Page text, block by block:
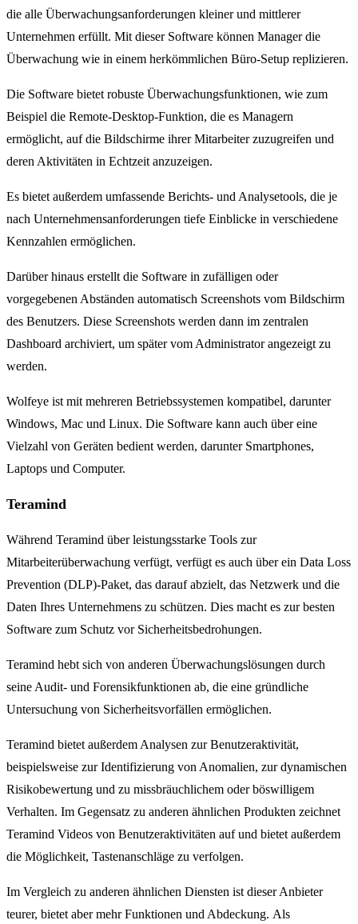
die alle Überwachungsanforderungen kleiner und mittlerer
Unternehmen erfüllt. Mit dieser Software können Manager die
Überwachung wie in einem herkömmlichen Büro-Setup replizieren.
Die Software bietet robuste Überwachungsfunktionen, wie zum
Beispiel die Remote-Desktop-Funktion, die es Managern
ermöglicht, auf die Bildschirme ihrer Mitarbeiter zuzugreifen und
deren Aktivitäten in Echtzeit anzuzeigen.
Es bietet außerdem umfassende Berichts- und Analysetools, die je
nach Unternehmensanforderungen tiefe Einblicke in verschiedene
Kennzahlen ermöglichen.
Darüber hinaus erstellt die Software in zufälligen oder
vorgegebenen Abständen automatisch Screenshots vom Bildschirm
des Benutzers. Diese Screenshots werden dann im zentralen
Dashboard archiviert, um später vom Administrator angezeigt zu
werden.
Wolfeye ist mit mehreren Betriebssystemen kompatibel, darunter
Windows, Mac und Linux. Die Software kann auch über eine
Vielzahl von Geräten bedient werden, darunter Smartphones,
Laptops und Computer.
Teramind
Während Teramind über leistungsstarke Tools zur
Mitarbeiterüberwachung verfügt, verfügt es auch über ein Data Loss
Prevention (DLP)-Paket, das darauf abzielt, das Netzwerk und die
Daten Ihres Unternehmens zu schützen. Dies macht es zur besten
Software zum Schutz vor Sicherheitsbedrohungen.
Teramind hebt sich von anderen Überwachungslösungen durch
seine Audit- und Forensikfunktionen ab, die eine gründliche
Untersuchung von Sicherheitsvorfällen ermöglichen.
Teramind bietet außerdem Analysen zur Benutzeraktivität,
beispielsweise zur Identifizierung von Anomalien, zur dynamischen
Risikobewertung und zu missbräuchlichem oder böswilligem
Verhalten. Im Gegensatz zu anderen ähnlichen Produkten zeichnet
Teramind Videos von Benutzeraktivitäten auf und bietet außerdem
die Möglichkeit, Tastenanschläge zu verfolgen.
Im Vergleich zu anderen ähnlichen Diensten ist dieser Anbieter
teurer, bietet aber mehr Funktionen und Abdeckung. Als